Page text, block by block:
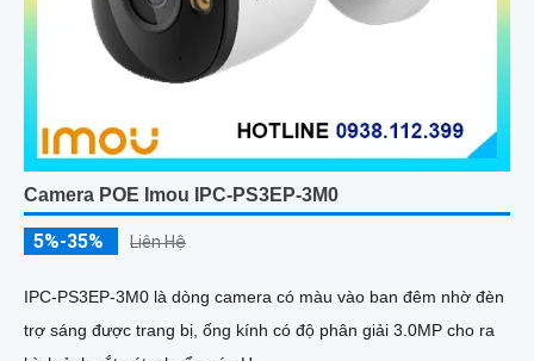
Camera POE Imou IPC-PS3EP-3M0
5%-35% Liên Hệ
IPC-PS3EP-3M0 là dòng camera có màu vào ban đêm nhờ đèn
trợ sáng được trang bị, ống kính có độ phân giải 3.0MP cho ra